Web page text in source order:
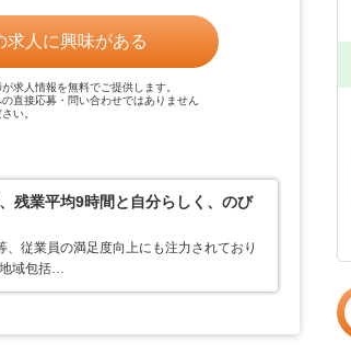
求人に興味がある
求人情報を無料でご提供します。
直接応募・問い合わせではありません
い。
残業平均9時間と自分らしく、のび
従業員の満足度向上にも注力されており
域包括…